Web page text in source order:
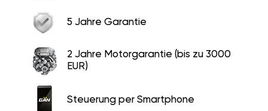
5 Jahre Garantie
2 Jahre Motorgarantie (bis zu 3000
EUR)
Steuerung per Smartphone